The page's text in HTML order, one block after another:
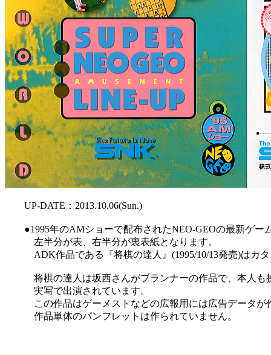
UP-DATE：2013.10.06(Sun.)
●1995年のAMショーで配布されたNEO-GEOの最新ゲー
左半分が表、右半分が裏表紙となります。
ADK作品である『将棋の達人』(1995/10/13発売)はカタ
将棋の達人は坂西さんがプランナーの作品で、本人も
実写で出演されています。
この作品はゲーメストなどの広報用には広告データが
作品単体のパンフレットは作られていません。